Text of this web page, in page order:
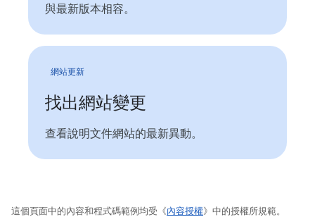
與最新版本相容。
網站更新
找出網站變更
查看說明文件網站的最新異動。
這個頁面中的內容和程式碼範例均受《內容授權》中的授權所規範。